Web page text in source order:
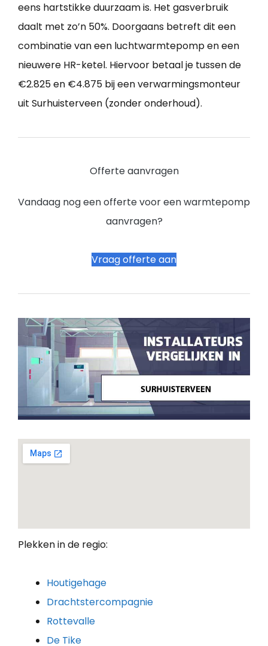
eens hartstikke duurzaam is. Het gasverbruik
daalt met zo’n 50%. Doorgaans betreft dit een
combinatie van een luchtwarmtepomp en een
nieuwere HR-ketel. Hiervoor betaal je tussen de
€2.825 en €4.875 bij een verwarmingsmonteur
uit Surhuisterveen (zonder onderhoud).
Offerte aanvragen
Vandaag nog een offerte voor een warmtepomp
aanvragen?
Vraag offerte aan
Plekken in de regio:
Houtigehage
Drachtstercompagnie
Rottevalle
De Tike